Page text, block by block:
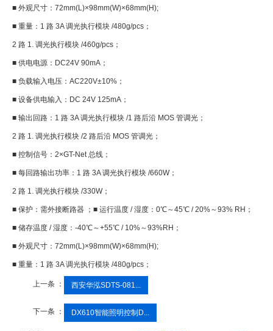
■ 外观尺寸：72mm(L)×98mm(W)×68mm(H);
■ 重量：1 路 3A 调光执行模块 /480g/pcs；
2 路 1. 调光执行模块 /460g/pcs；
■ 供电电源：DC24V 90mA；
■ 负载输入电压：AC220V±10%；
■ 设备供电输入：DC 24V 125mA；
■ 输出回路：1 路 3A 调光执行模块 /1 路后沿 MOS 管调光；
2 路 1. 调光执行模块 /2 路后沿 MOS 管调光；
■ 控制信号：2×GT-Net 总线；
■ 每回路输出功率：1 路 3A 调光执行模块 /660W；
2 路 1. 调光执行模块 /330W；
■ 保护：需外接断路器 ；■ 运行温度 / 湿度：0℃～45℃ / 20%～93% RH；
■ 储存温度 / 湿度：-40℃～+55℃ / 10%～93%RH；
■ 外观尺寸：72mm(L)×98mm(W)×68mm(H);
■ 重量：1 路 3A 调光执行模块 /480g/pcs；
上一条 ： 西安华泓SDTS-081...
下一条 ： DX610智能照明控制D...